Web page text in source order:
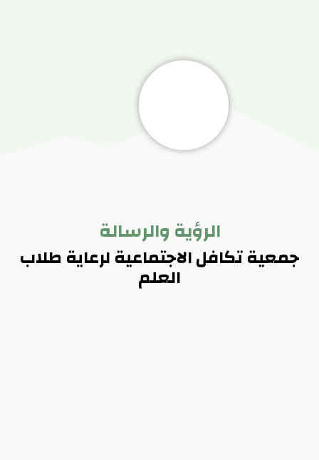
الرؤية والرسالة
جمعية تكافل الاجتماعية لرعاية طلاب
العلم